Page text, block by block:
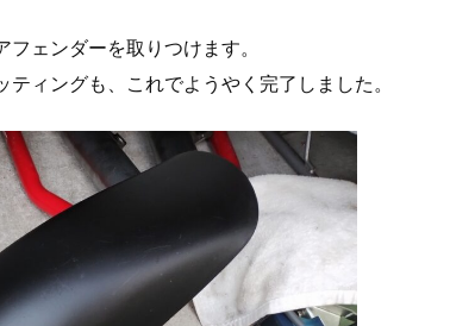
ェンダーを取りつけます。
ィングも、これでようやく完了しました。